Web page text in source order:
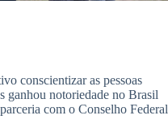
conscientizar as pessoas
ganhou notoriedade no Brasil
com o Conselho Federal